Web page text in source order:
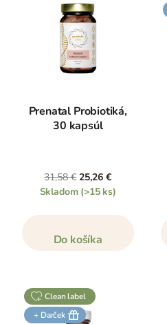
Prenatal Probiotiká,
30 kapsúl
31,58 € 25,26 €
Skladom (>15 ks)
Do košíka
clean label
+ Darček